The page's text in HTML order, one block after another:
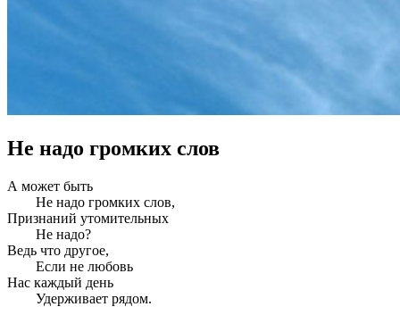
Не надо громких слов
А может быть
Не надо громких слов,
Признаний утомительных
Не надо?
Ведь что другое,
Если не любовь
Нас каждый день
Удерживает рядом.